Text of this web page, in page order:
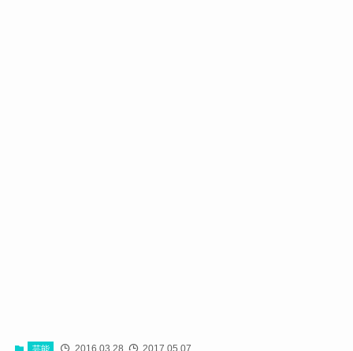
芸能